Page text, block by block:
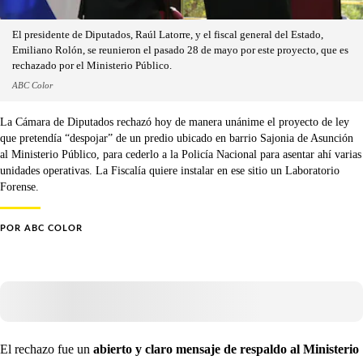
El presidente de Diputados, Raúl Latorre, y el fiscal general del Estado,
Emiliano Rolón, se reunieron el pasado 28 de mayo por este proyecto, que es
rechazado por el Ministerio Público.
ABC Color
La Cámara de Diputados rechazó hoy de manera unánime el proyecto de ley
que pretendía “despojar” de un predio ubicado en barrio Sajonia de Asunción
al Ministerio Público, para cederlo a la Policía Nacional para asentar ahí varias
unidades operativas. La Fiscalía quiere instalar en ese sitio un Laboratorio
Forense.
POR ABC COLOR
El rechazo fue un abierto y claro mensaje de respaldo al Ministerio